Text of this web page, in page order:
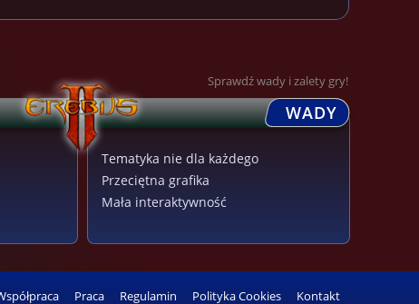
Sprawdź wady i zalety gry!
WADY
Tematyka nie dla każdego
Przeciętna grafika
Mała interaktywność
Praca Regulamin Polityka Cookies Kontakt